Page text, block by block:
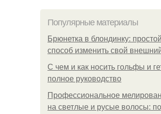
Популярные материалы
Брюнетка в блондинку: простой
способ изменить свой
С чем и как носить гольфы и
полное руководство
Профессиональное
на светлые и русые волосы: